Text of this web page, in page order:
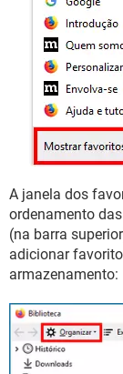
A janela dos
ordenamento
(na barra
adicionar
armazenamento: